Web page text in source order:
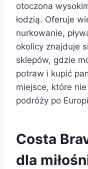
otoczona
łodzią. Oferuje
nurkowanie,
okolicy znajduje
sklepów, gdzie
potraw i kupić
miejsce, które
podróży po
Costa
dla